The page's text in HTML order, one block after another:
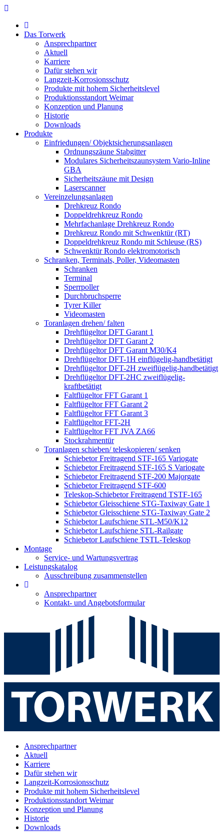
Das Torwerk
Ansprechpartner
Aktuell
Karriere
Dafür stehen wir
Langzeit-Korrosionsschutz
Produkte mit hohem Sicherheitslevel
Produktionsstandort Weimar
Konzeption und Planung
Historie
Downloads
Produkte
Einfriedungen/ Objektsicherungsanlagen
Ordnungszäune Stabgitter
Modulares Sicherheitszaunsystem Vario-Inline
GBA
Sicherheitszäune mit Design
Laserscanner
Vereinzelungsanlagen
Drehkreuz Rondo
Doppeldrehkreuz Rondo
Mehrfachanlage Drehkreuz Rondo
Drehkreuz Rondo mit Schwenktür (RT)
Doppeldrehkreuz Rondo mit Schleuse (RS)
Schwenktür Rondo elektromotorisch
Schranken, Terminals, Poller, Videomasten
Schranken
Terminal
Sperrpoller
Durchbruchsperre
Tyrer Killer
Videomasten
Toranlagen drehen/ falten
Drehflügeltor DFT Garant 1
Drehflügeltor DFT Garant 2
Drehflügeltor DFT Garant M30/K4
Drehflügeltor DFT-1H einflügelig-handbetätigt
Drehflügeltor DFT-2H zweiflügelig-handbetätigt
Drehflügeltor DFT-2HC zweiflügelig-
kraftbetätigt
Faltflügeltor FFT Garant 1
Faltflügeltor FFT Garant 2
Faltflügeltor FFT Garant 3
Faltflügeltor FFT-2H
Faltflügeltor FFT JVA ZA66
Stockrahmentür
Toranlagen schieben/ teleskopieren/ senken
Schiebetor Freitragend STF-165 Variogate
Schiebetor Freitragend STF-165 S Variogate
Schiebetor Freitragend STF-200 Majorgate
Schiebetor Freitragend STF-600
Teleskop-Schiebetor Freitragend TSTF-165
Schiebetor Gleisschiene STG-Taxiway Gate 1
Schiebetor Gleisschiene STG-Taxiway Gate 2
Schiebetor Laufschiene STL-M50/K12
Schiebetor Laufschiene STL-Railgate
Schiebetor Laufschiene TSTL-Teleskop
Montage
Service- und Wartungsvertrag
Leistungskatalog
Ausschreibung zusammenstellen
Ansprechpartner
Kontakt- und Angebotsformular
Ansprechpartner
Aktuell
Karriere
Dafür stehen wir
Langzeit-Korrosionsschutz
Produkte mit hohem Sicherheitslevel
Produktionsstandort Weimar
Konzeption und Planung
Historie
Downloads